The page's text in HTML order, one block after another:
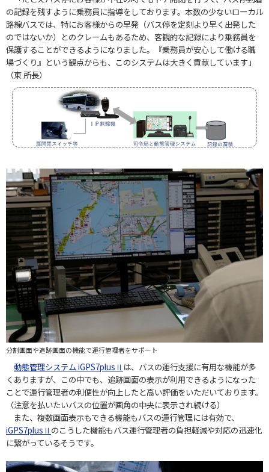
の記録を残すように乗務員に指導をしております。本数の少ないローカル
路線バスでは、特にお客様からの早発（バス停を定刻より早く出発した
のではないか）とのクレームもあるため、客観的な記録により乗務員を
保護することができるようになりました。『乗務員が安心して働ける職
場づくり』という観点からも、このシステムは大きく貢献しています」
（東 所長）
分割画面や追跡画面の機能で運行管理者をサポート
動態管理システム iGPS7plusⅡ は、バスの運行支援に有用な機能が多
くありますが、この中でも、追跡画面の表示が利用できるようになった
ことで運行管理者の利便性が向上したと高い評価をいただいております。
（注意を払いたいバスの位置が画角の中央に表示され続ける）
また、複数画面表示もできる機能もバスの運行管理には有効で、
iGPS7plusⅡ のこうした機能もバス運行管理者の負担軽減や対応の迅速化
に繋がっているそうです。